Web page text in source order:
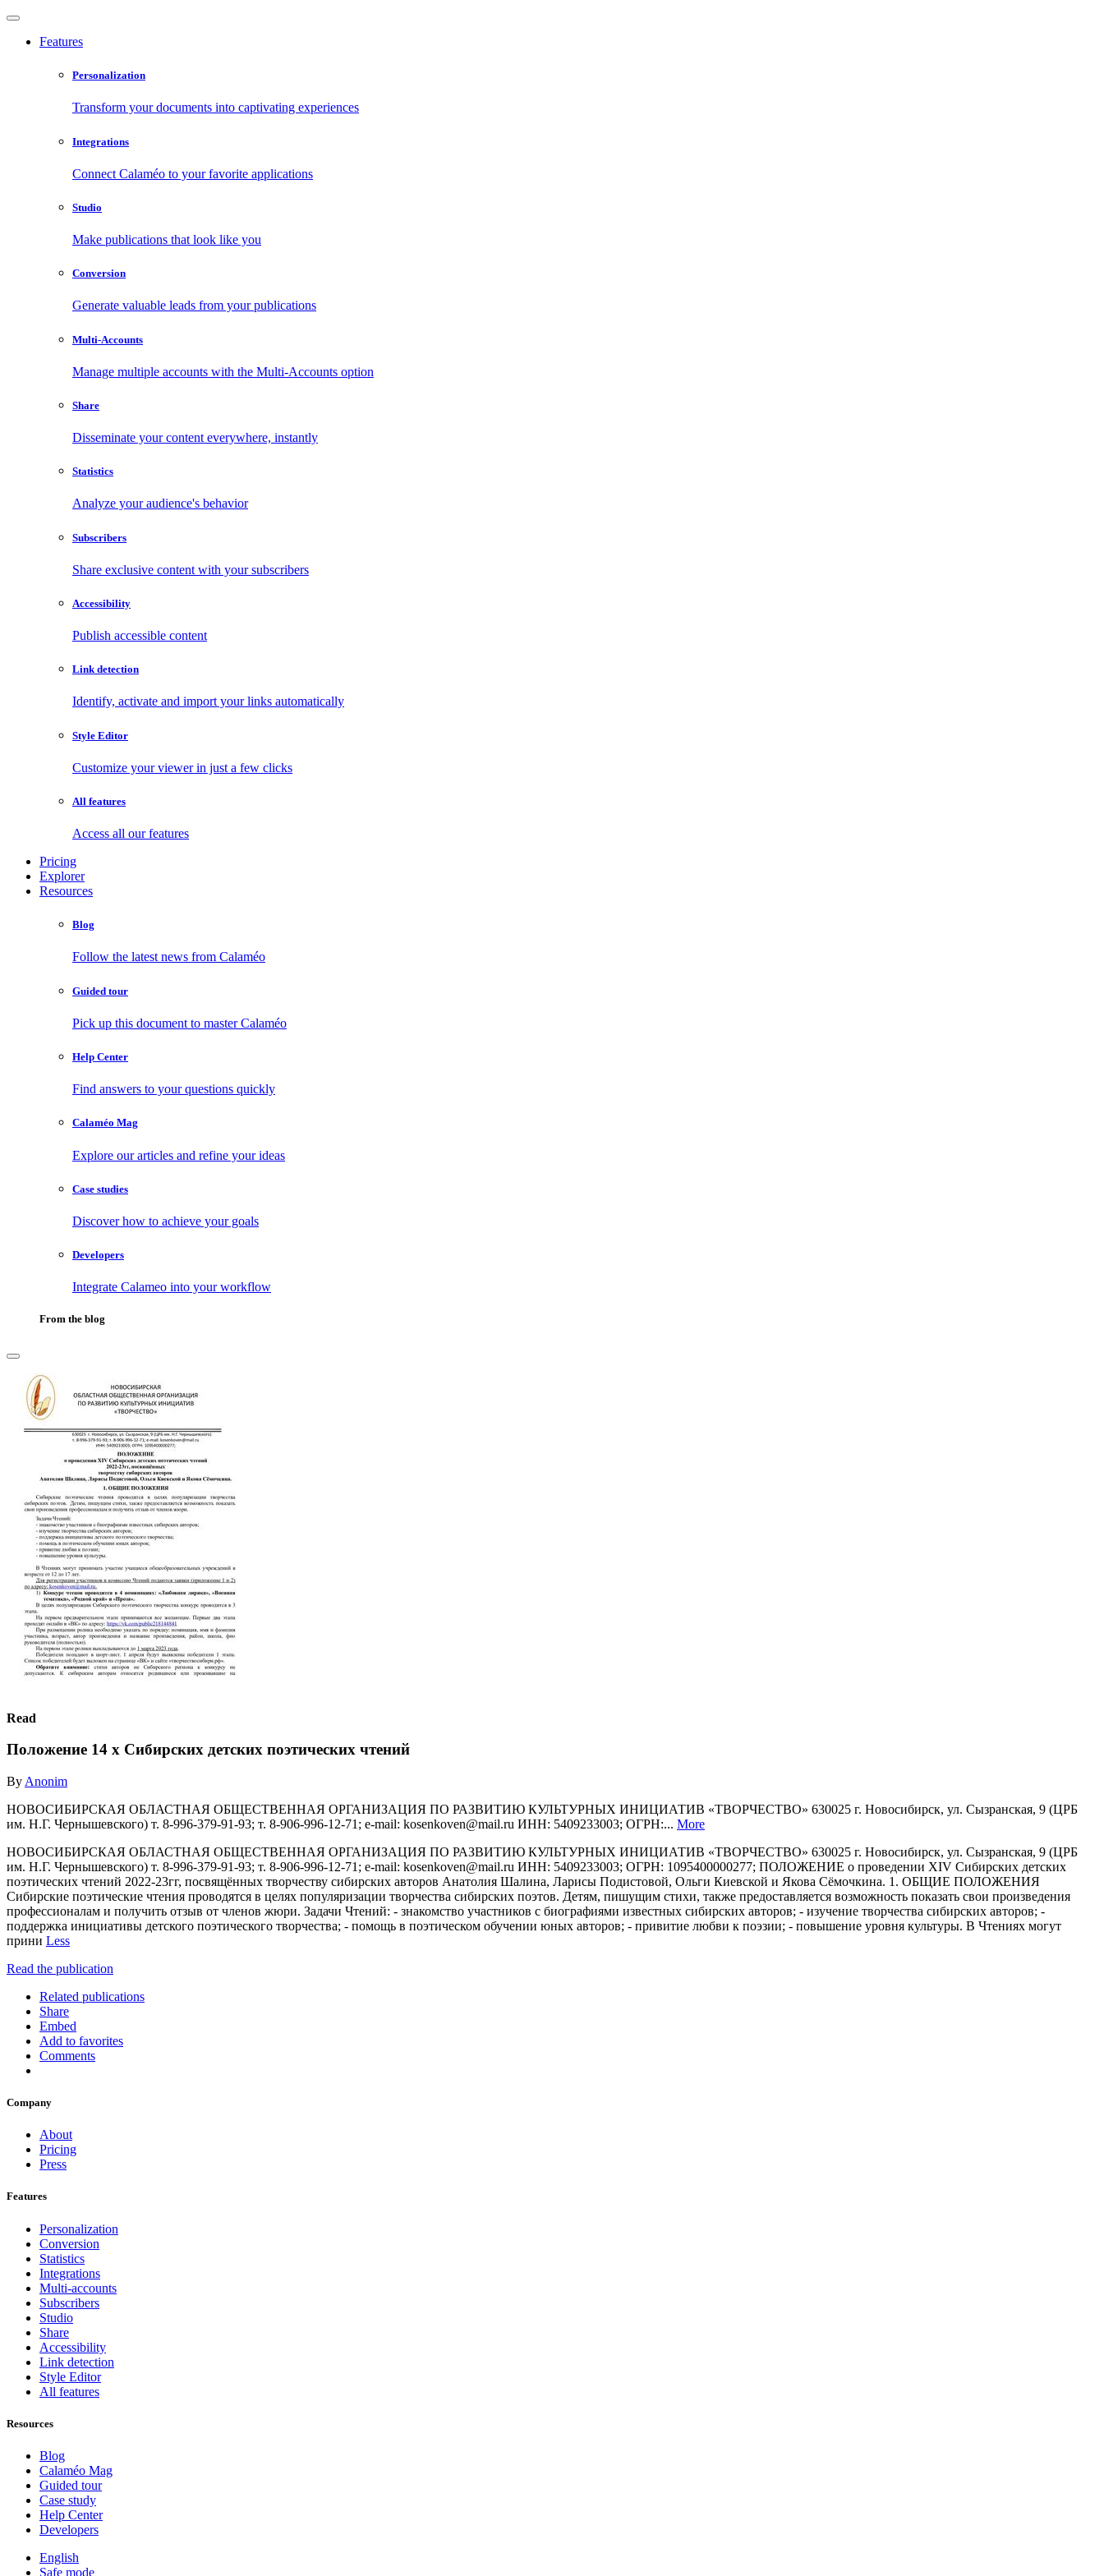
Features
Personalization
Transform your documents into captivating experiences
Integrations
Connect Calaméo to your favorite applications
Studio
Make publications that look like you
Conversion
Generate valuable leads from your publications
Multi-Accounts
Manage multiple accounts with the Multi-Accounts option
Share
Disseminate your content everywhere, instantly
Statistics
Analyze your audience's behavior
Subscribers
Share exclusive content with your subscribers
Accessibility
Publish accessible content
Link detection
Identify, activate and import your links automatically
Style Editor
Customize your viewer in just a few clicks
All features
Access all our features
Pricing
Explorer
Resources
Blog
Follow the latest news from Calaméo
Guided tour
Pick up this document to master Calaméo
Help Center
Find answers to your questions quickly
Calaméo Mag
Explore our articles and refine your ideas
Case studies
Discover how to achieve your goals
Developers
Integrate Calameo into your workflow
From the blog
Read
Положение 14 х Сибирских детских поэтических чтений
By Anonim
НОВОСИБИРСКАЯ ОБЛАСТНАЯ ОБЩЕСТВЕННАЯ ОРГАНИЗАЦИЯ ПО РАЗВИТИЮ КУЛЬТУРНЫХ ИНИЦИАТИВ «ТВОРЧЕСТВО» 630025 г. Новосибирск, ул. Сызранская, 9 (ЦРБ
им. Н.Г. Чернышевского) т. 8-996-379-91-93; т. 8-906-996-12-71; e-mail: kosenkoven@mail.ru ИНН: 5409233003; ОГРН:... More
НОВОСИБИРСКАЯ ОБЛАСТНАЯ ОБЩЕСТВЕННАЯ ОРГАНИЗАЦИЯ ПО РАЗВИТИЮ КУЛЬТУРНЫХ ИНИЦИАТИВ «ТВОРЧЕСТВО» 630025 г. Новосибирск, ул. Сызранская, 9 (ЦРБ
им. Н.Г. Чернышевского) т. 8-996-379-91-93; т. 8-906-996-12-71; e-mail: kosenkoven@mail.ru ИНН: 5409233003; ОГРН: 1095400000277; ПОЛОЖЕНИЕ о проведении ХIV Сибирских детских
поэтических чтений 2022-23гг, посвящённых творчеству сибирских авторов Анатолия Шалина, Ларисы Подистовой, Ольги Киевской и Якова Сёмочкина. 1. ОБЩИЕ ПОЛОЖЕНИЯ
Сибирские поэтические чтения проводятся в целях популяризации творчества сибирских поэтов. Детям, пишущим стихи, также предоставляется возможность показать свои произведения
профессионалам и получить отзыв от членов жюри. Задачи Чтений: - знакомство участников с биографиями известных сибирских авторов; - изучение творчества сибирских авторов; -
поддержка инициативы детского поэтического творчества; - помощь в поэтическом обучении юных авторов; - привитие любви к поэзии; - повышение уровня культуры. В Чтениях могут
прини Less
Read the publication
Related publications
Share
Embed
Add to favorites
Comments
Company
About
Pricing
Press
Features
Personalization
Conversion
Statistics
Integrations
Multi-accounts
Subscribers
Studio
Share
Accessibility
Link detection
Style Editor
All features
Resources
Blog
Calaméo Mag
Guided tour
Case study
Help Center
Developers
English
Safe mode